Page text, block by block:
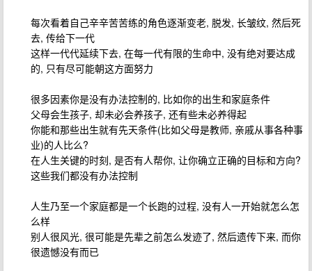
每次看着自己辛辛苦苦练的角色逐渐变老, 脱发, 长皱纹, 然后死
去, 传给下一代
这样一代代延续下去, 在每一代有限的生命中, 没有绝对要达成
的, 只有尽可能朝这方面努力
很多因素你是没有办法控制的, 比如你的出生和家庭条件
父母会生孩子, 却未必会养孩子, 还有些未必养得起
你能和那些出生就有先天条件(比如父母是教师, 亲戚从事各种事
业)的人比么?
在人生关键的时刻, 是否有人帮你, 让你确立正确的目标和方向?
这些我们都没有办法控制
人生乃至一个家庭都是一个长跑的过程, 没有人一开始就怎么怎
么样
别人很风光, 很可能是先辈之前怎么发迹了, 然后遗传下来, 而你
很遗憾没有而已